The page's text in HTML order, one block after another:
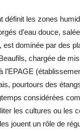
définit les zones
d’eau douce,
est dominée par des
chargée de
pourtours des
considérées
les cultures ou les
jouent un rôle de